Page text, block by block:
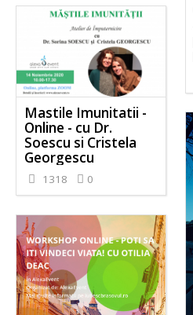
Mastile Imunitatii -
Online - cu Dr.
Soescu si Cristela
Georgescu
1318 0